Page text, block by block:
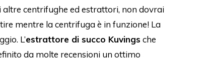
altre centrifughe ed estrattori, non dovrai
mentre la centrifuga è in funzione! La
L’estrattore di succo Kuvings che
da molte recensioni un ottimo